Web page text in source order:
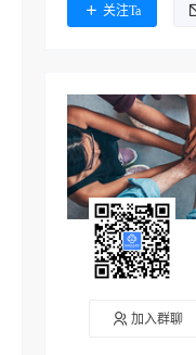
关注Ta
加入群聊